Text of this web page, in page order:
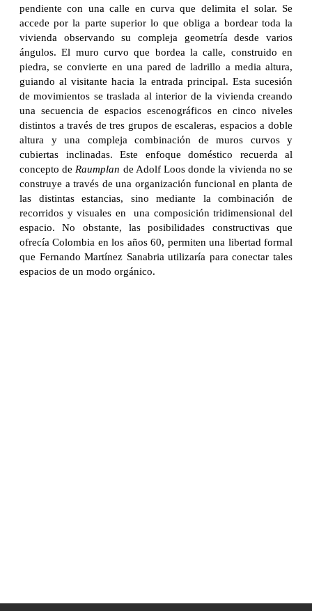
pendiente con una calle en curva que delimita el solar. Se
accede por la parte superior lo que obliga a bordear toda la
vivienda observando su compleja geometría desde varios
ángulos. El muro curvo que bordea la calle, construido en
piedra, se convierte en una pared de ladrillo a media altura,
guiando al visitante hacia la entrada principal. Esta sucesión
de movimientos se traslada al interior de la vivienda creando
una secuencia de espacios escenográficos en cinco niveles
distintos a través de tres grupos de escaleras, espacios a doble
altura y una compleja combinación de muros curvos y
cubiertas inclinadas. Este enfoque doméstico recuerda al
concepto de Raumplan de Adolf Loos donde la vivienda no se
construye a través de una organización funcional en planta de
las distintas estancias, sino mediante la combinación de
recorridos y visuales en una composición tridimensional del
espacio. No obstante, las posibilidades constructivas que
ofrecía Colombia en los años 60, permiten una libertad formal
que Fernando Martínez Sanabria utilizaría para conectar tales
espacios de un modo orgánico.